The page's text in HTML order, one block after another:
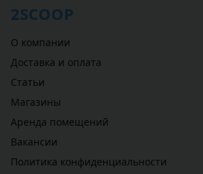
2SCOOP
О компании
Доставка и оплата
Статьи
Магазины
Аренда помещений
Вакансии
Политика конфиденциальности